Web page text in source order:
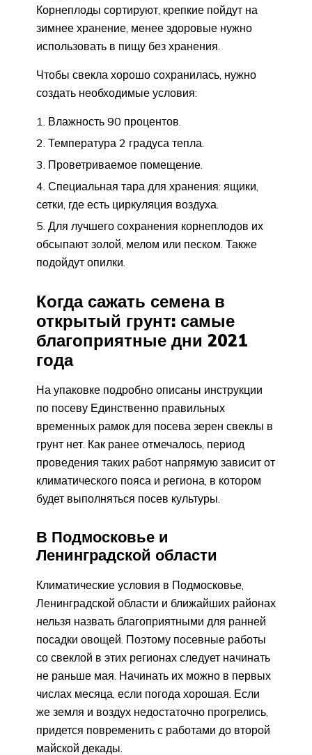
Корнеплоды сортируют, крепкие пойдут на
зимнее хранение, менее здоровые нужно
использовать в пищу без хранения.
Чтобы свекла хорошо сохранилась, нужно
создать необходимые условия:
Влажность 90 процентов.
Температура 2 градуса тепла.
Проветриваемое помещение.
Специальная тара для хранения: ящики,
сетки, где есть циркуляция воздуха.
Для лучшего сохранения корнеплодов их
обсыпают золой, мелом или песком. Также
подойдут опилки.
Когда сажать семена в
открытый грунт: самые
благоприятные дни 2021
года
На упаковке подробно описаны инструкции
по посеву Единственно правильных
временных рамок для посева зерен свеклы в
грунт нет. Как ранее отмечалось, период
проведения таких работ напрямую зависит от
климатического пояса и региона, в котором
будет выполняться посев культуры.
В Подмосковье и
Ленинградской области
Климатические условия в Подмосковье,
Ленинградской области и ближайших районах
нельзя назвать благоприятными для ранней
посадки овощей. Поэтому посевные работы
со свеклой в этих регионах следует начинать
не раньше мая. Начинать их можно в первых
числах месяца, если погода хорошая. Если
же земля и воздух недостаточно прогрелись,
придется повременить с работами до второй
майской декады.